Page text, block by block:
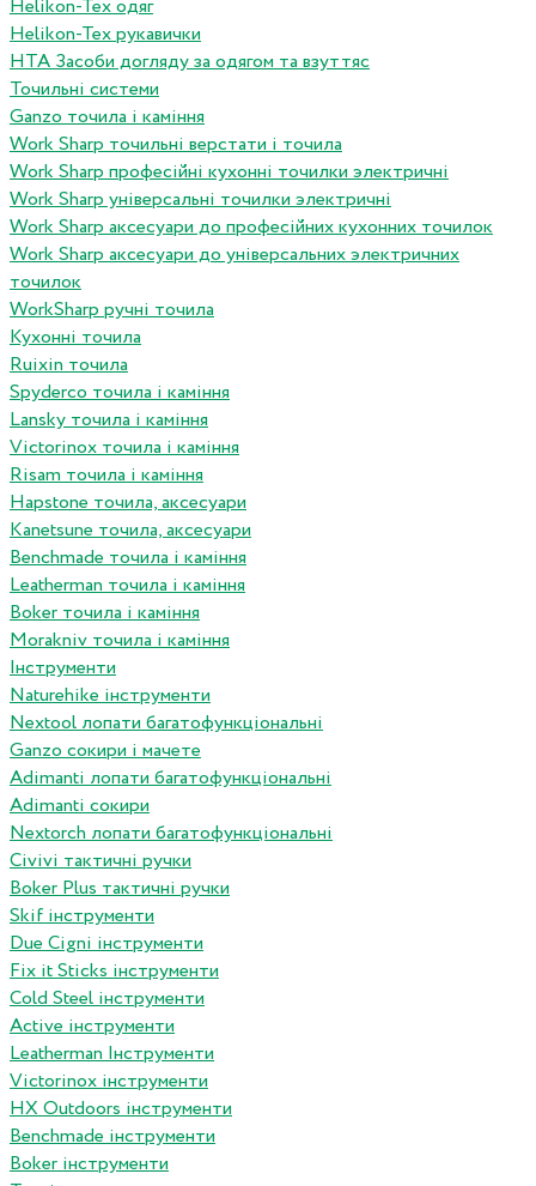
Helikon-Tex одяг
Helikon-Tex рукавички
HTA Засоби догляду за одягом та взуттяс
Точильні системи
Ganzo точила і каміння
Work Sharp точильні верстати і точила
Work Sharp професiйнi кухоннi точилки электричнi
Work Sharp унiверсальнi точилки электричнi
Work Sharp аксесуари до професiйних кухонних точилок
Work Sharp аксесуари до унiверсальних электричних
точилок
WorkSharp ручні точила
Кухонні точила
Ruixin точила
Spyderco точила і каміння
Lansky точила і каміння
Victorinox точила і каміння
Risam точила і каміння
Hapstone точила, аксесуари
Kanetsune точила, аксесуари
Benchmade точила і каміння
Leatherman точила і каміння
Boker точила і каміння
Morakniv точила і каміння
Інструменти
Naturehike інструменти
Nextool лопати багатофункціональні
Ganzo сокири і мачете
Adimanti лопати багатофункціональні
Adimanti сокири
Nextorch лопати багатофункціональні
Сivivi тактичні ручки
Boker Plus тактичні ручки
Skif інструменти
Due Cigni інструменти
Fix it Sticks інструменти
Сold Steel інструменти
Active інструменти
Leatherman Інструменти
Victorinox інструменти
HX Outdoors інструменти
Benchmade інструменти
Boker інструменти